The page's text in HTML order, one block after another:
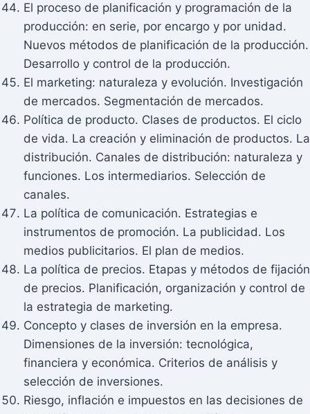
El proceso de planificación y programación de la
producción: en serie, por encargo y por unidad.
Nuevos métodos de planificación de la producción.
Desarrollo y control de la producción.
El marketing: naturaleza y evolución. Investigación
de mercados. Segmentación de mercados.
Política de producto. Clases de productos. El ciclo
de vida. La creación y eliminación de productos. La
distribución. Canales de distribución: naturaleza y
funciones. Los intermediarios. Selección de
canales.
La política de comunicación. Estrategias e
instrumentos de promoción. La publicidad. Los
medios publicitarios. El plan de medios.
La política de precios. Etapas y métodos de fijación
de precios. Planificación, organización y control de
la estrategia de marketing.
Concepto y clases de inversión en la empresa.
Dimensiones de la inversión: tecnológica,
financiera y económica. Criterios de análisis y
selección de inversiones.
Riesgo, inflación e impuestos en las decisiones de